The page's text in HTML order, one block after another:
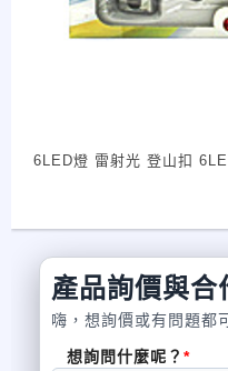
6LED燈 雷射光 登山扣
產品詢價與合
嗨，想詢價或有問題都
想詢問什麼呢？